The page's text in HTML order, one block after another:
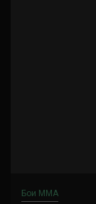
Бои ММА